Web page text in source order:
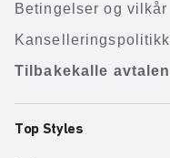
Betingelser og vilkår
Kanselleringspolitikk
Tilbakekalle avtalen
Top Styles